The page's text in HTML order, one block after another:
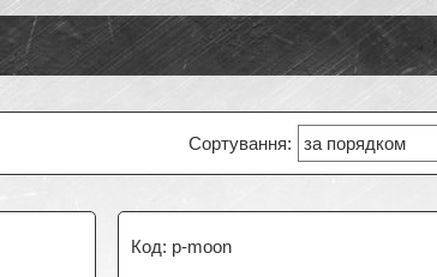
p-moon